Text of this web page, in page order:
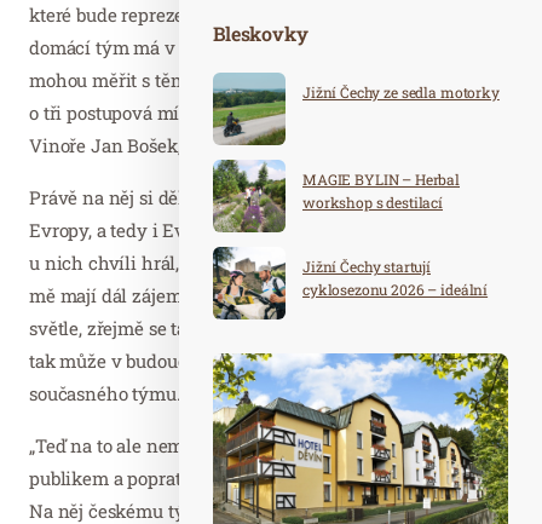
které bude reprezentovat Goalball club Perun. Elitní
domácí tým má v sestavě samé reprezentanty, jen ti se
mohou měřit s těmi nejlepšími na světě. „Budeme bojovat
o tři postupová místa,“ láká diváky do haly pražské
Vinoře Jan Bošek, nejlepší hráč českého výběru.
Právě na něj si dělá zálusk nejvýše postavený tým
Evropy, a tedy i Evropské ligy, Sporting Lisabon. „Už jsem
u nich chvíli hrál, ale je tam velká konkurence. Vím, že o
mě mají dál zájem. Když se na turnaji ukáži v dobrém
světle, zřejmě se tam vrátím,“ vysvětluje Bošek, který se
tak může v budoucnu stát paradoxně soupeřem svého
současného týmu.
„Teď na to ale nemyslím, chceme uspět před domácím
publikem a poprat se o postupové místo,“ říká razantně.
Na něj českému týmu chybí v celkovém pořadí Evropské
Bleskovky
Jižní Čechy ze sedla motorky
MAGIE BYLIN – Herbal
workshop s destilací
Jižní Čechy startují
cyklosezonu 2026 – ideální